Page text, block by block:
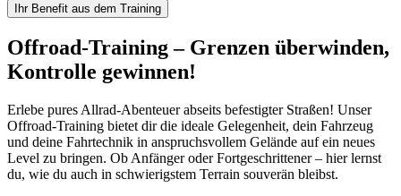
Ihr Benefit aus dem Training
Offroad-Training – Grenzen überwinden,
Kontrolle gewinnen!
Erlebe pures Allrad-Abenteuer abseits befestigter Straßen! Unser
Offroad-Training bietet dir die ideale Gelegenheit, dein Fahrzeug
und deine Fahrtechnik in anspruchsvollem Gelände auf ein neues
Level zu bringen. Ob Anfänger oder Fortgeschrittener – hier lernst
du, wie du auch in schwierigstem Terrain souverän bleibst.